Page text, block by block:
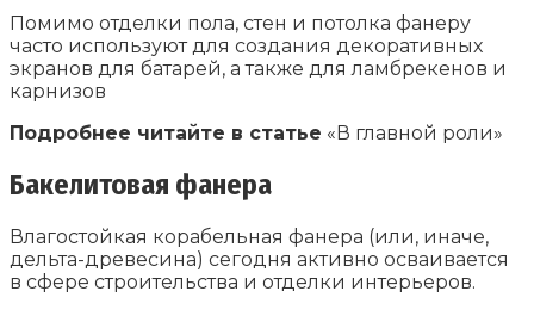
Помимо отделки пола, стен и потолка фанеру
часто используют для создания декоративных
экранов для батарей, а также для ламбрекенов и
карнизов
Подробнее читайте в статье «В главной роли»
Бакелитовая фанера
Влагостойкая корабельная фанера (или, иначе,
дельта-древесина) сегодня активно осваивается
в сфере строительства и отделки интерьеров.